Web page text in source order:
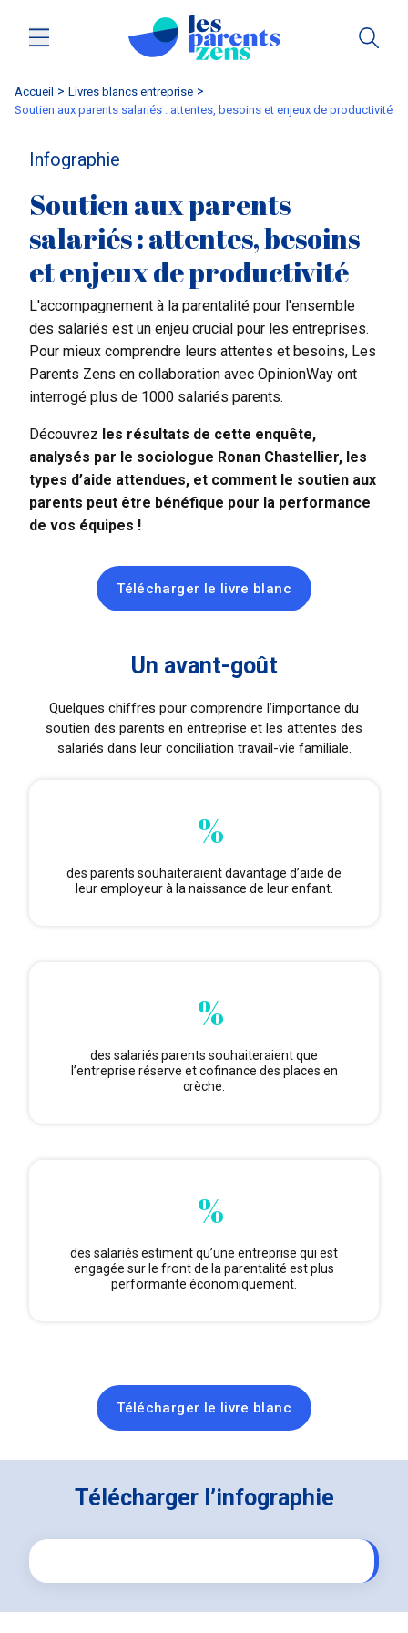
Accueil
livres blancs entreprise
Soutien aux parents salariés : attentes, besoins et enjeux de productivité
Infographie
Soutien aux parents
salariés : attentes, besoins
et enjeux de productivité
L'accompagnement à la parentalité pour l'ensemble
des salariés est un enjeu crucial pour les entreprises.
Pour mieux comprendre leurs attentes et besoins, Les
Parents Zens en collaboration avec OpinionWay ont
interrogé plus de 1000 salariés parents.
Découvrez les résultats de cette enquête,
analysés par le sociologue Ronan Chastellier, les
types d’aide attendues, et comment le soutien aux
parents peut être bénéfique pour la performance
de vos équipes !
Télécharger le livre blanc
Un avant-goût
Quelques chiffres pour comprendre l’importance du
soutien des parents en entreprise et les attentes des
salariés dans leur conciliation travail-vie familiale.
%
des parents souhaiteraient davantage d’aide de
leur employeur à la naissance de leur enfant.
%
des salariés parents souhaiteraient que
l’entreprise réserve et cofinance des places en
crèche.
%
des salariés estiment qu’une entreprise qui est
engagée sur le front de la parentalité est plus
performante économiquement.
Télécharger le livre blanc
Télécharger l’infographie